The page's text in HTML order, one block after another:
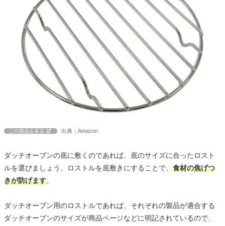
この商品を見る 出典：Amazon
ダッチオーブンの底に敷くのであれば、底のサイズに合ったロスト
ルを選びましょう。ロストルを底敷きにすることで、 食材の焦げつ
きが防げます。
ダッチオーブン用のロストルであれば、それぞれの製品が適合する
ダッチオーブンのサイズが商品ページなどに明記されているので、